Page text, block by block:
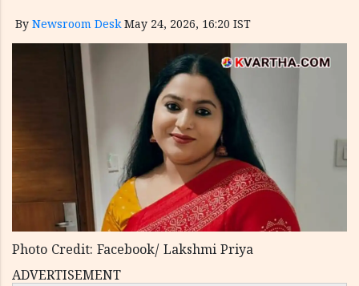
By Newsroom Desk May 24, 2026, 16:20 IST
Photo Credit: Facebook/ Lakshmi Priya
ADVERTISEMENT